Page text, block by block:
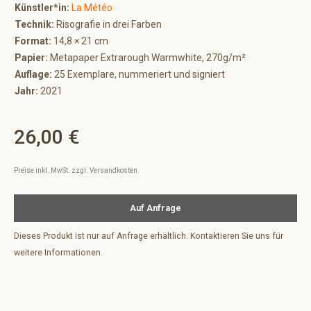
Künstler*in: La Météo
Technik: Risografie in drei Farben
Format: 14,8 × 21 cm
Papier: Metapaper Extrarough Warmwhite, 270g/m²
Auflage: 25 Exemplare, nummeriert und signiert
Jahr: 2021
Regulärer Preis:
26,00 €
Preise inkl. MwSt. zzgl. Versandkosten
Auf Anfrage
Dieses Produkt ist nur auf Anfrage erhältlich. Kontaktieren Sie uns für
weitere Informationen.